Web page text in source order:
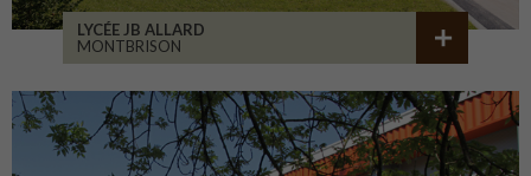
LYCÉE JB ALLARD
MONTBRISON